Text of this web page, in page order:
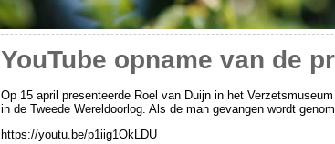
YouTube opname van de
Op 15 april presenteerde Roel van Duijn in het
in de Tweede Wereldoorlog. Als de man gevangen wordt
https://youtu.be/p1iig1OkLDU